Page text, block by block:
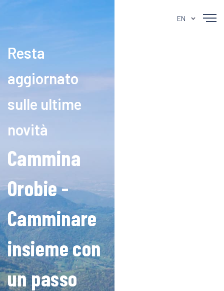
EN
Resta
aggiornato
sulle ultime
novità
Cammina
Orobie -
Camminare
insieme con
un passo